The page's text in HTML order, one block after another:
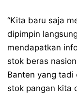
“Kita baru saja
dipimpin
mendapatkan
stok beras
Banten yang tadi
stok pangan kita